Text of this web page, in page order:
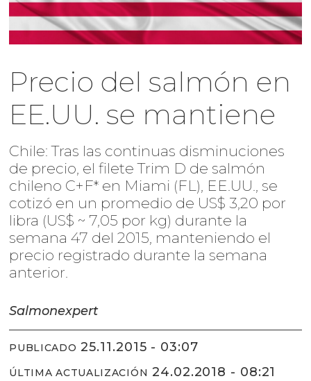
Precio del salmón en
EE.UU. se mantiene
Chile: Tras las continuas disminuciones
de precio, el filete Trim D de salmón
chileno C+F* en Miami (FL), EE.UU., se
cotizó en un promedio de US$ 3,20 por
libra (US$ ~ 7,05 por kg) durante la
semana 47 del 2015, manteniendo el
precio registrado durante la semana
anterior.
Salmonexpert
PUBLICADO 25.11.2015 - 03:07
ÚLTIMA ACTUALIZACIÓN 24.02.2018 - 08:21